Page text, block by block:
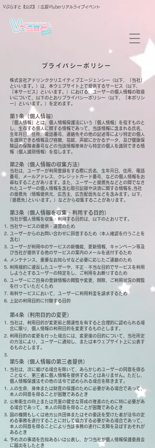
Vぶらすと【公式】｜広島Vtuberリアルライブイベント
プライバシーポリシー
株式会社アドリンククリエイティブエージェンシー（以下，「当社」
といいます。）は，本ウェブサイト上で提供するサービス（以下,
「本サービス」といいます。）における，ユーザーの個人情報の取扱
いについて，以下のとおりプライバシーポリシー（以下，「本ポリシ
ー」といいます。）を定めます。
第1条（個人情報）
「個人情報」とは，個人情報保護法にいう「個人情報」を指すものと
し，生存する個人に関する情報であって，当該情報に含まれる氏名，
生年月日，住所，電話番号，連絡先その他の記述等により特定の個人
を識別できる情報及び容貌，指紋，声紋にかかるデータ，及び健康保
険証の保険者番号などの当該情報単体から特定の個人を識別できる情
報（個人識別情報）を指します。
第2条（個人情報の収集方法）
当社は，ユーザーが利用登録をする際に氏名，生年月日，住所，電話
番号，メールアドレス，クレジットカード番号，などの個人情報をお
尋ねすることがあります。また，ユーザーと提携先などとの間でなさ
れたユーザーの個人情報を含む取引記録や決済に関する情報を,当社
の提携先（情報提供元，広告主，広告配信先などを含みます。以下，
｢提携先｣といいます。）などから収集することがあります。
第3条（個人情報を収集・利用する目的）
当社が個人情報を収集・利用する目的は，以下のとおりです。
当社サービスの提供・運営のため
ユーザーからのお問い合わせに回答するため（本人確認を行うことを
含む）
ユーザーが利用中のサービスの新機能，更新情報，キャンペーン等及
び当社が提供する他のサービスの案内のメールを送付するため
メンテナンス，重要なお知らせなど必要に応じたご連絡のため
利用規約に違反したユーザーや，不正・不当な目的でサービスを利用
しようとするユーザーの特定をし，ご利用をお断りするため
ユーザーにご自身の登録情報の閲覧や変更，削除，ご利用状況の閲覧
を行っていただくため
有料サービスにおいて，ユーザーに利用料金を請求するため
上記の利用目的に付随する目的
第4条（利用目的の変更）
当社は，利用目的が変更前と関連性を有すると合理的に認められる場
合に限り，個人情報の利用目的を変更するものとします。
利用目的の変更を行った場合には，変更後の目的について，当社所定
の方法により，ユーザーに通知し，または本ウェブサイト上に公表す
るものとします。
第5条（個人情報の第三者提供）
当社は，次に掲げる場合を除いて，あらかじめユーザーの同意を得る
ことなく，第三者に個人情報を提供することはありません。ただし，
個人情報保護法その他の法令で認められる場合を除きます。
人の生命，身体または財産の保護のために必要がある場合であって，
本人の同意を得ることが困難であるとき
公衆衛生の向上または児童の健全な育成の推進のために特に必要があ
る場合であって，本人の同意を得ることが困難であるとき
国の機関もしくは地方公共団体またはその委託を受けた者が法令の定
める事務を遂行することに対して協力する必要がある場合であって，
本人の同意を得ることにより当該事務の遂行に支障を及ぼすおそれが
あるとき
予め次の事項を告知あるいは公表し，かつ当社が個人情報保護委員会
に届出をしたとき